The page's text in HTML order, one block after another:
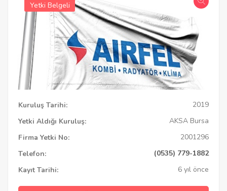
Yetki Belgeli
Kuruluş Tarihi:
2019
Yetki Aldığı Kuruluş:
AKSA Bursa
Firma Yetki No:
2001296
Telefon:
(0535) 779-1882
Kayıt Tarihi:
6 yıl önce